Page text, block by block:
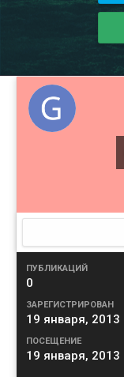
ПУБЛИКАЦИЙ
0
ЗАРЕГИСТРИРОВАН
19 января, 2013
ПОСЕЩЕНИЕ
19 января, 2013